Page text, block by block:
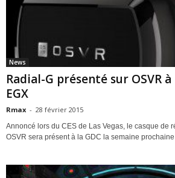
News
Radial-G présenté sur OSVR à
EGX
Rmax - 28 février 2015
Annoncé lors du CES de Las Vegas, le casque de
OSVR sera présent à la GDC la semaine prochaine